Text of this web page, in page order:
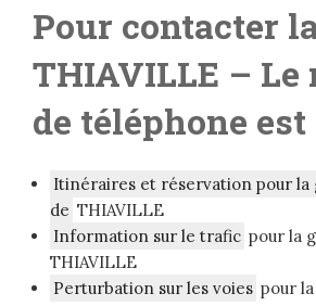
Pour contacter
THIAVILLE – Le
de téléphone est
Itinéraires et réservation pour la
de THIAVILLE
Information sur le trafic pour la
THIAVILLE
Perturbation sur les voies pour